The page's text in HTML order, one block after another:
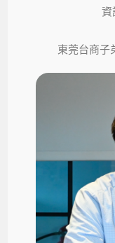
資
東莞台商子